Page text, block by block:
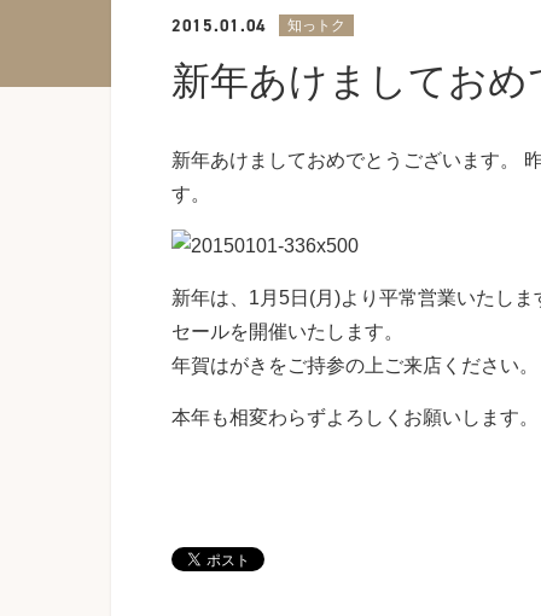
2015.01.04 知っトク
新年あけましてお
新年あけましておめでとうございます。
す。
新年は、1月5日(月)より平常営業いたし
セールを開催いたします。
年賀はがきをご持参の上ご来店ください
本年も相変わらずよろしくお願いします。